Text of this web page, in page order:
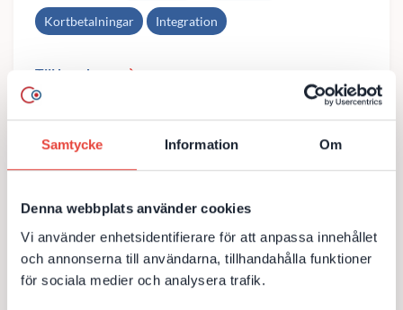
Samtycke Information Om
Denna webbplats använder cookies
Vi använder enhetsidentifierare för att anpassa innehållet
och annonserna till användarna, tillhandahålla funktioner
för sociala medier och analysera trafik.
Kortbetalningar Integration
Till kundcase
Verktyg i Salesforce CRM för att generera licensnycklar till
olika produkter och produktpaket. Salesforce anropar en
webservice skriven i C#.Net 4.0 som sköter generering.
Verktyget låter administratörer...